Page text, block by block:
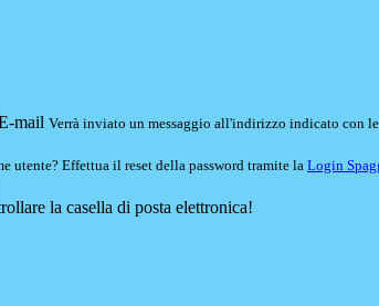
mail Verrà inviato un messaggio all'indirizzo indicato con
utente? Effettua il reset della password tramite la Login
la casella di posta elettronica!